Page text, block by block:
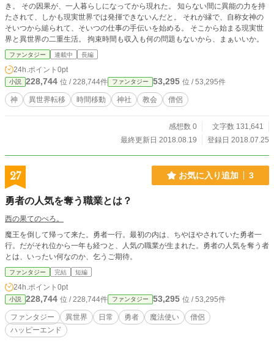
き。 その因果が、一人暮らしになってから現れた。 知らない間に異能の力を持
たされて、しかも現実世界では発揮できないんだと。 それが縁で、自称女神の
そいつから縋られて、そいつの仕事の手伝いを始める。 そこから始まる現実世
界と異世界の二重生活。 拘束時間も収入も何の問題もないから、まぁいいか。
ファンタジー 連載中 長編
24h.ポイント 0pt
小説 228,744 位 / 228,744件 ファンタジー 53,295 位 / 53,295件
神 異世界転移 時間移動 神社 教会 僧侶
感想数 0
文字数 131,641
最終更新日 2018.08.19
登録日 2018.07.25
27 お気に入り追加 3
勇者の人気を奪う職業とは？
西の果てのぺろ。
魔王を倒して帰って来た。勇者一行。最初の内は、ちやほやされていた勇者一
行。だがそれ位から一年も経つと、人気の職業が生まれた。勇者の人気を奪う者
とは、いったい何なのか、乞うご期待。
ファンタジー 完結 短編
24h.ポイント 0pt
小説 228,744 位 / 228,744件 ファンタジー 53,295 位 / 53,295件
ファンタジー 異世界 日常 勇者 魔法使い
僧侶
ハッピーエンド